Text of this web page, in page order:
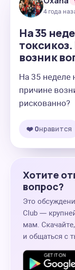
4 года
На 35
возник
На 35 неделе
причине
рискованно?
❤️ 0нравится
Хотите
вопрос?
Это
Club —
мам.
и общаться с